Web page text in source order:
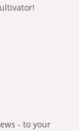
- to your